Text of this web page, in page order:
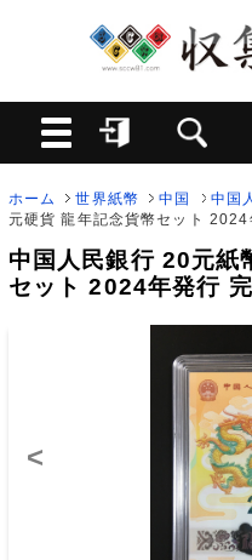
ホーム 世界紙幣 中国 中国
元硬貨 龍年記念貨幣セット 2024
中国人民銀行 20元紙
セット 2024年発行
<